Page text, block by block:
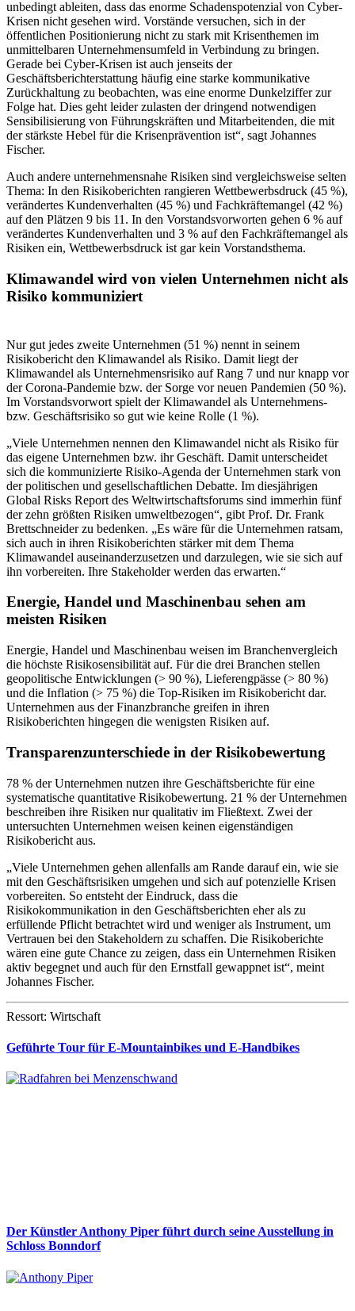
unbedingt ableiten, dass das enorme Schadenspotenzial von Cyber-
Krisen nicht gesehen wird. Vorstände versuchen, sich in der
öffentlichen Positionierung nicht zu stark mit Krisenthemen im
unmittelbaren Unternehmensumfeld in Verbindung zu bringen.
Gerade bei Cyber-Krisen ist auch jenseits der
Geschäftsberichterstattung häufig eine starke kommunikative
Zurückhaltung zu beobachten, was eine enorme Dunkelziffer zur
Folge hat. Dies geht leider zulasten der dringend notwendigen
Sensibilisierung von Führungskräften und Mitarbeitenden, die mit
der stärkste Hebel für die Krisenprävention ist“, sagt Johannes
Fischer.
Auch andere unternehmensnahe Risiken sind vergleichsweise selten
Thema: In den Risikoberichten rangieren Wettbewerbsdruck (45 %),
verändertes Kundenverhalten (45 %) und Fachkräftemangel (42 %)
auf den Plätzen 9 bis 11. In den Vorstandsvorworten gehen 6 % auf
verändertes Kundenverhalten und 3 % auf den Fachkräftemangel als
Risiken ein, Wettbewerbsdruck ist gar kein Vorstandsthema.
Klimawandel wird von vielen Unternehmen nicht als
Risiko kommuniziert
Nur gut jedes zweite Unternehmen (51 %) nennt in seinem
Risikobericht den Klimawandel als Risiko. Damit liegt der
Klimawandel als Unternehmensrisiko auf Rang 7 und nur knapp vor
der Corona-Pandemie bzw. der Sorge vor neuen Pandemien (50 %).
Im Vorstandsvorwort spielt der Klimawandel als Unternehmens-
bzw. Geschäftsrisiko so gut wie keine Rolle (1 %).
„Viele Unternehmen nennen den Klimawandel nicht als Risiko für
das eigene Unternehmen bzw. ihr Geschäft. Damit unterscheidet
sich die kommunizierte Risiko-Agenda der Unternehmen stark von
der politischen und gesellschaftlichen Debatte. Im diesjährigen
Global Risks Report des Weltwirtschaftsforums sind immerhin fünf
der zehn größten Risiken umweltbezogen“, gibt Prof. Dr. Frank
Brettschneider zu bedenken. „Es wäre für die Unternehmen ratsam,
sich auch in ihren Risikoberichten stärker mit dem Thema
Klimawandel auseinanderzusetzen und darzulegen, wie sie sich auf
ihn vorbereiten. Ihre Stakeholder werden das erwarten.“
Energie, Handel und Maschinenbau sehen am
meisten Risiken
Energie, Handel und Maschinenbau weisen im Branchenvergleich
die höchste Risikosensibilität auf. Für die drei Branchen stellen
geopolitische Entwicklungen (> 90 %), Lieferengpässe (> 80 %)
und die Inflation (> 75 %) die Top-Risiken im Risikobericht dar.
Unternehmen aus der Finanzbranche greifen in ihren
Risikoberichten hingegen die wenigsten Risiken auf.
Transparenzunterschiede in der Risikobewertung
78 % der Unternehmen nutzen ihre Geschäftsberichte für eine
systematische quantitative Risikobewertung. 21 % der Unternehmen
beschreiben ihre Risiken nur qualitativ im Fließtext. Zwei der
untersuchten Unternehmen weisen keinen eigenständigen
Risikobericht aus.
„Viele Unternehmen gehen allenfalls am Rande darauf ein, wie sie
mit den Geschäftsrisiken umgehen und sich auf potenzielle Krisen
vorbereiten. So entsteht der Eindruck, dass die
Risikokommunikation in den Geschäftsberichten eher als zu
erfüllende Pflicht betrachtet wird und weniger als Instrument, um
Vertrauen bei den Stakeholdern zu schaffen. Die Risikoberichte
wären eine gute Chance zu zeigen, dass ein Unternehmen Risiken
aktiv begegnet und auch für den Ernstfall gewappnet ist“, meint
Johannes Fischer.
Ressort: Wirtschaft
Geführte Tour für E-Mountainbikes und E-Handbikes
Der Künstler Anthony Piper führt durch seine Ausstellung in
Schloss Bonndorf